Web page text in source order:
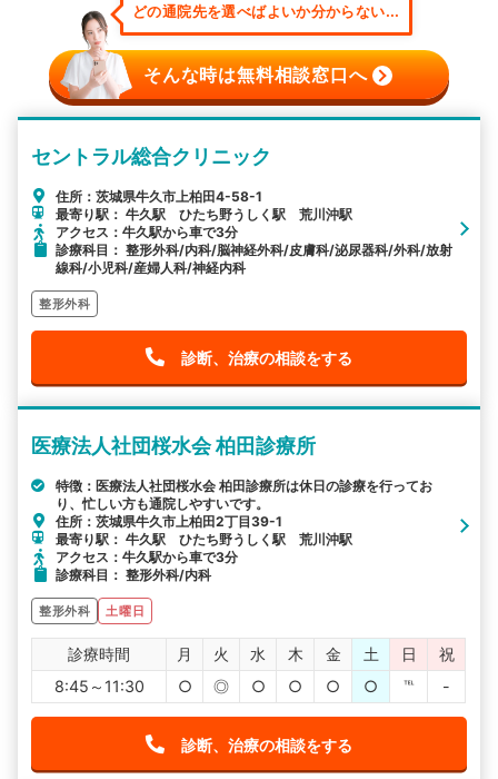
どの通院先を選べばよいか分からない...
そんな時は無料相談窓口へ
セントラル総合クリニック
住所：茨城県牛久市上柏田4-58-1
最寄り駅： 牛久駅 ひたち野うしく駅 荒川沖駅
アクセス：牛久駅から車で3分
診療科目： 整形外科/内科/脳神経外科/皮膚科/泌尿器科/外科/放射
線科/小児科/産婦人科/神経内科
整形外科
診断、治療の相談をする
医療法人社団桜水会 柏田診療所
特徴：医療法人社団桜水会 柏田診療所は休日の診療を行ってお
り、忙しい方も通院しやすいです。
住所：茨城県牛久市上柏田2丁目39-1
最寄り駅： 牛久駅 ひたち野うしく駅 荒川沖駅
アクセス：牛久駅から車で3分
診療科目： 整形外科/内科
整形外科 土曜日
診療時間 月 火 水 木 金 土 日
祝
8:45～11:30
○ ◎ ○ ○ ○ ○ ℡ -
診断、治療の相談をする